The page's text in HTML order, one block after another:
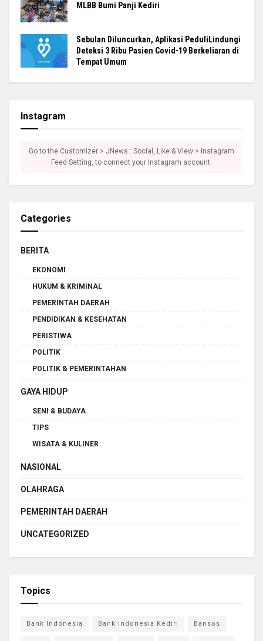
MLBB Bumi Panji Kediri
Sebulan Diluncurkan, Aplikasi PeduliLindungi
Deteksi 3 Ribu Pasien Covid-19 Berkeliaran di
Tempat Umum
Instagram
Go to the Customizer > JNews : Social, Like & View > Instagram
Feed Setting, to connect your Instagram account.
Categories
BERITA
EKONOMI
HUKUM & KRIMINAL
PEMERINTAH DAERAH
PENDIDIKAN & KESEHATAN
PERISTIWA
POLITIK
POLITIK & PEMERINTAHAN
GAYA HIDUP
SENI & BUDAYA
TIPS
WISATA & KULINER
NASIONAL
OLAHRAGA
PEMERINTAH DAERAH
UNCATEGORIZED
Topics
Bank Indonesia Bank Indonesia Kediri Bansos